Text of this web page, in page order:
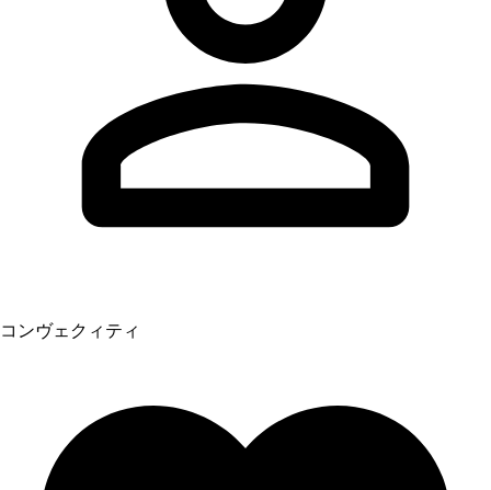
コンヴェクィティ